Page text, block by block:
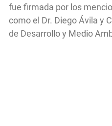
fue firmada por los
como el Dr. Diego Ávila y
de Desarrollo y Medio